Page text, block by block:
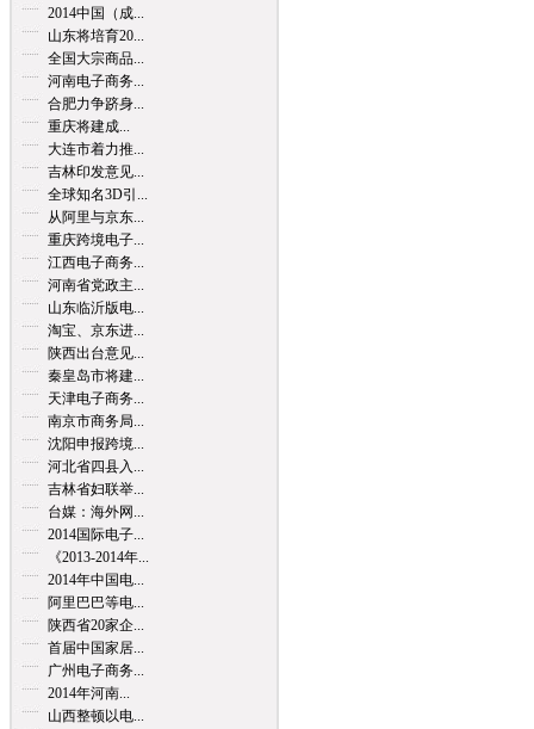
2014中国（成...
山东将培育20...
全国大宗商品...
河南电子商务...
合肥力争跻身...
重庆将建成...
大连市着力推...
吉林印发意见...
全球知名3D引...
从阿里与京东...
重庆跨境电子...
江西电子商务...
河南省党政主...
山东临沂版电...
淘宝、京东进...
陕西出台意见...
秦皇岛市将建...
天津电子商务...
南京市商务局...
沈阳申报跨境...
河北省四县入...
吉林省妇联举...
台媒：海外网...
2014国际电子...
《2013-2014年...
2014年中国电...
阿里巴巴等电...
陕西省20家企...
首届中国家居...
广州电子商务...
2014年河南...
山西整顿以电...